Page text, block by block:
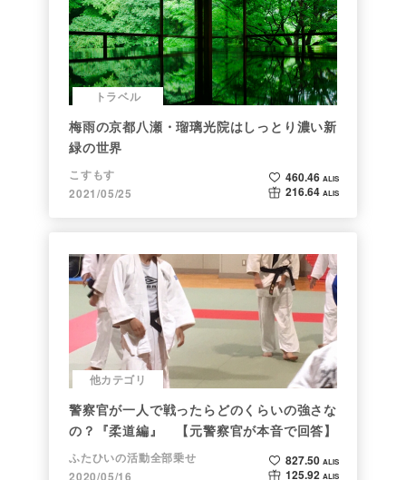
トラベル
梅雨の京都八瀬・瑠璃光院はしっとり濃い新
緑の世界
こすもす
2021/05/25
460.46 ALIS
216.64 ALIS
他カテゴリ
警察官が一人で戦ったらどのくらいの強さな
の？『柔道編』 【元警察官が本音で回答】
ふたひいの活動全部乗せ
2020/05/16
827.50 ALIS
125.92 ALIS